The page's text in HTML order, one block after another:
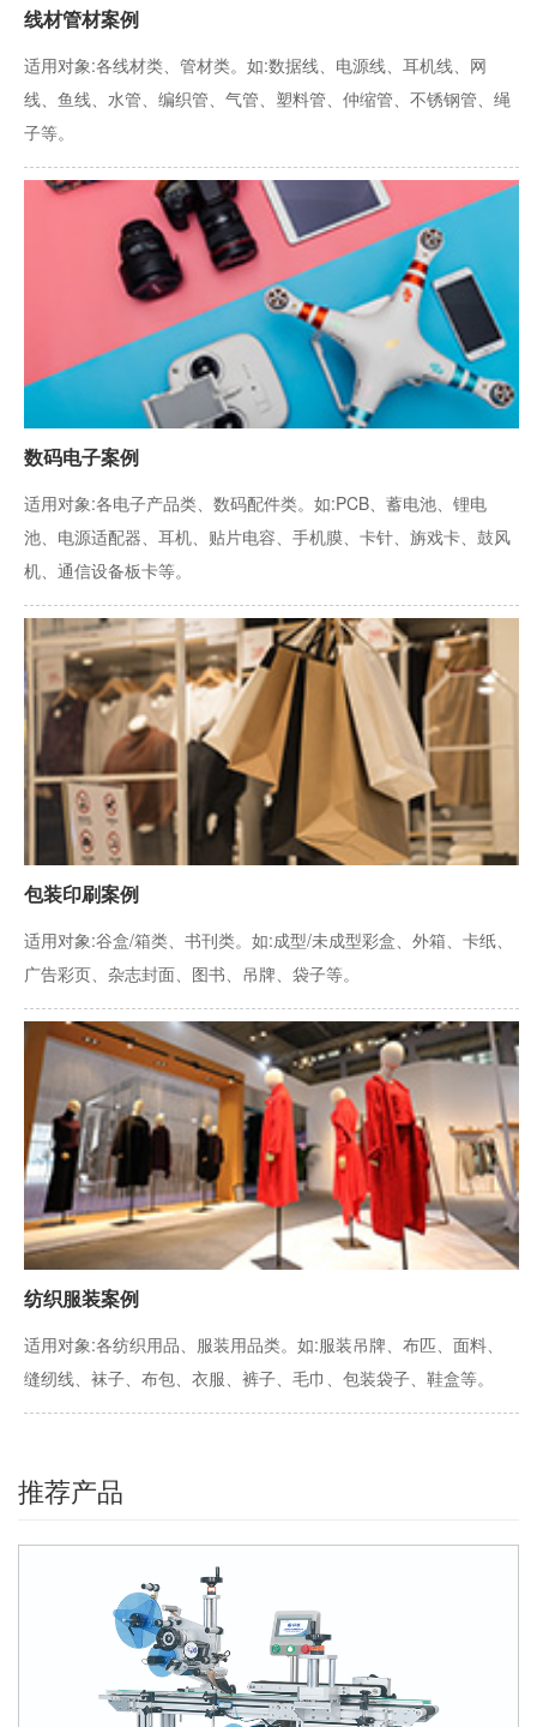
线材管材案例
适用对象:各线材类、管材类。如:数据线、电源线、耳机线、网
线、鱼线、水管、编织管、气管、塑料管、仲缩管、不锈钢管、绳
子等。
数码电子案例
适用对象:各电子产品类、数码配件类。如:PCB、蓄电池、锂电
池、电源适配器、耳机、贴片电容、手机膜、卡针、旃戏卡、鼓风
机、通信设备板卡等。
包装印刷案例
适用对象:谷盒/箱类、书刊类。如:成型/未成型彩盒、外箱、卡纸、
广告彩页、杂志封面、图书、吊牌、袋子等。
纺织服装案例
适用对象:各纺织用品、服装用品类。如:服装吊牌、布匹、面料、
缝纫线、袜子、布包、衣服、裤子、毛巾、包装袋子、鞋盒等。
推荐产品